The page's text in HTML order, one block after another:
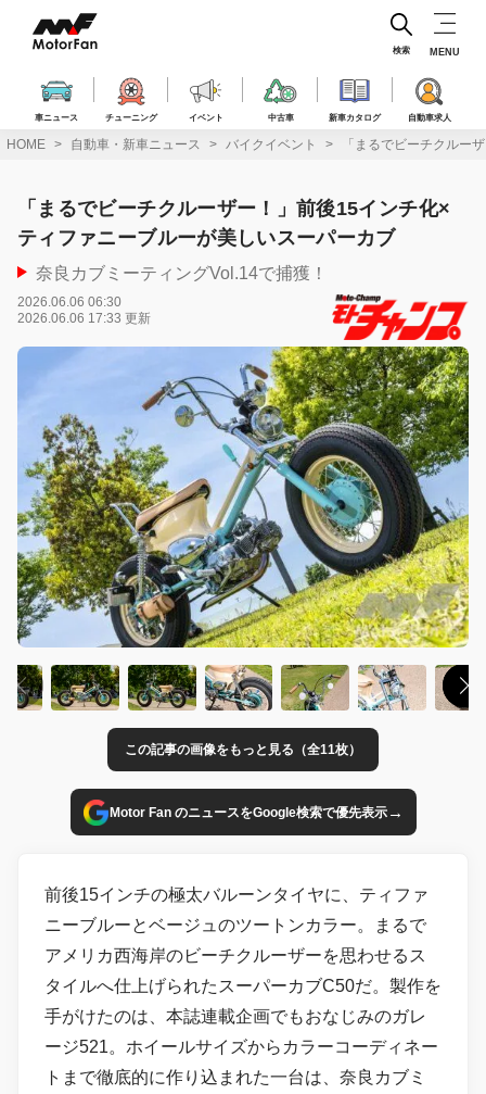
ス
車ニュース チューニング イベント 中古車 新車カタログ 自動車求人
検索 MENU
HOME 自動車・新車ニュース バイクイベント 「まるでビーチクルー
「まるでビーチクルーザー！」前後15インチ化×
ティファニーブルーが美しいスーパーカブ
奈良カブミーティングVol.14で捕獲！
2026.06.06 06:30
2026.06.06 17:33 更新
この記事の画像をもっと見る（全11枚）
Motor Fan のニュースをGoogle検索で優先表示→
前後15インチの極太バルーンタイヤに、ティファ
ニーブルーとベージュのツートンカラー。まるで
アメリカ西海岸のビーチクルーザーを思わせるス
タイルへ仕上げられたスーパーカブC50だ。製作を
手がけたのは、本誌連載企画でもおなじみのガレ
ージ521。ホイールサイズからカラーコーディネー
トまで徹底的に作り込まれた一台は、奈良カブミ